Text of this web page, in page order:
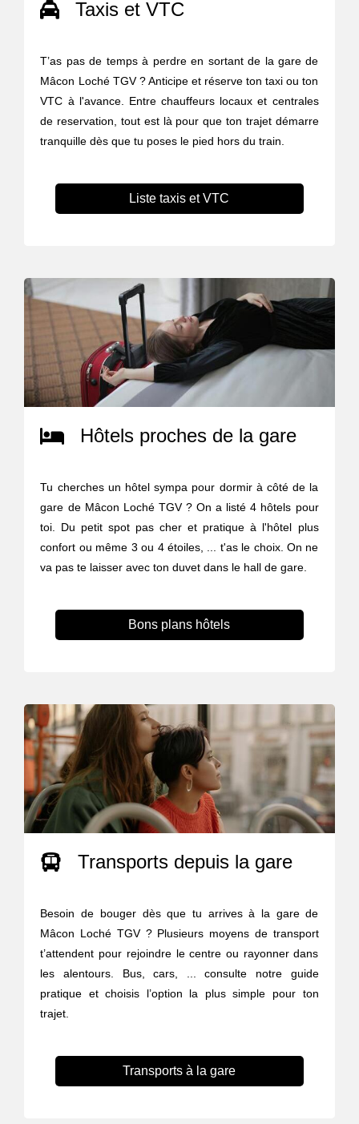
Taxis et VTC
T’as pas de temps à perdre en sortant de la gare de
Mâcon Loché TGV ? Anticipe et réserve ton taxi ou ton
VTC à l'avance. Entre chauffeurs locaux et centrales
de reservation, tout est là pour que ton trajet démarre
tranquille dès que tu poses le pied hors du train.
Liste taxis et VTC
Hôtels proches de la gare
Tu cherches un hôtel sympa pour dormir à côté de la
gare de Mâcon Loché TGV ? On a listé 4 hôtels pour
toi. Du petit spot pas cher et pratique à l'hôtel plus
confort ou même 3 ou 4 étoiles, ... t'as le choix. On ne
va pas te laisser avec ton duvet dans le hall de gare.
Bons plans hôtels
Transports depuis la gare
Besoin de bouger dès que tu arrives à la gare de
Mâcon Loché TGV ? Plusieurs moyens de transport
t’attendent pour rejoindre le centre ou rayonner dans
les alentours. Bus, cars, ... consulte notre guide
pratique et choisis l’option la plus simple pour ton
trajet.
Transports à la gare